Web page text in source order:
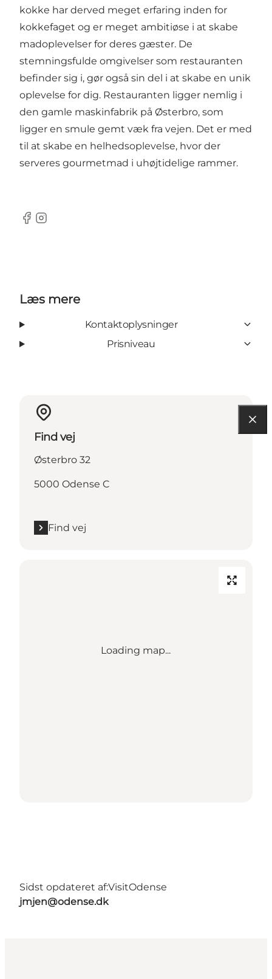
kokke har derved meget erfaring inden for
kokkefaget og er meget ambitiøse i at skabe
madoplevelser for deres gæster. De
stemningsfulde omgivelser som restauranten
befinder sig i, gør også sin del i at skabe en unik
oplevelse for dig. Restauranten ligger nemlig i
den gamle maskinfabrik på Østerbro, som
ligger en smule gemt væk fra vejen. Det er med
til at skabe en helhedsoplevelse, hvor der
serveres gourmetmad i uhøjtidelige rammer.
Facebook
Instagram
Læs mere
Kontaktoplysninger
Prisniveau
Find vej
Østerbro 32
5000 Odense C
Find vej
Loading map...
Sidst opdateret af:VisitOdense
jmjen@odense.dk